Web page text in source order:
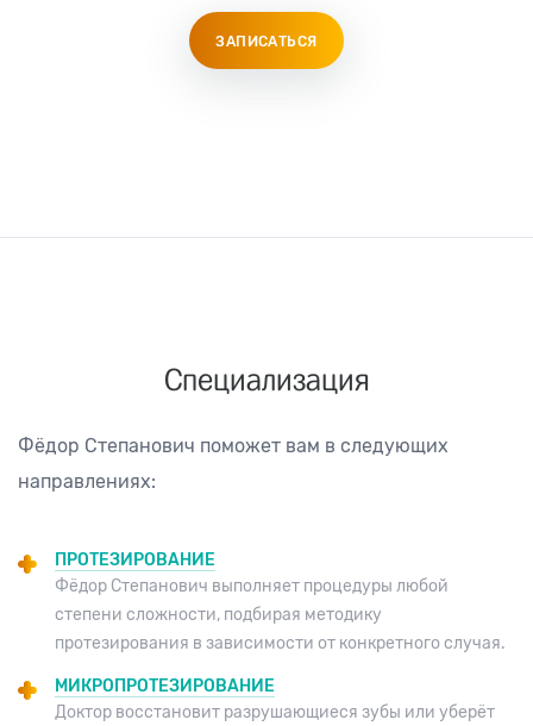
ЗАПИСАТЬСЯ
Специализация
Фёдор Степанович поможет вам в следующих
направлениях:
ПРОТЕЗИРОВАНИЕ
Фёдор Степанович выполняет процедуры любой
степени сложности, подбирая методику
протезирования в зависимости от конкретного случая.
МИКРОПРОТЕЗИРОВАНИЕ
Доктор восстановит разрушающиеся зубы или уберёт